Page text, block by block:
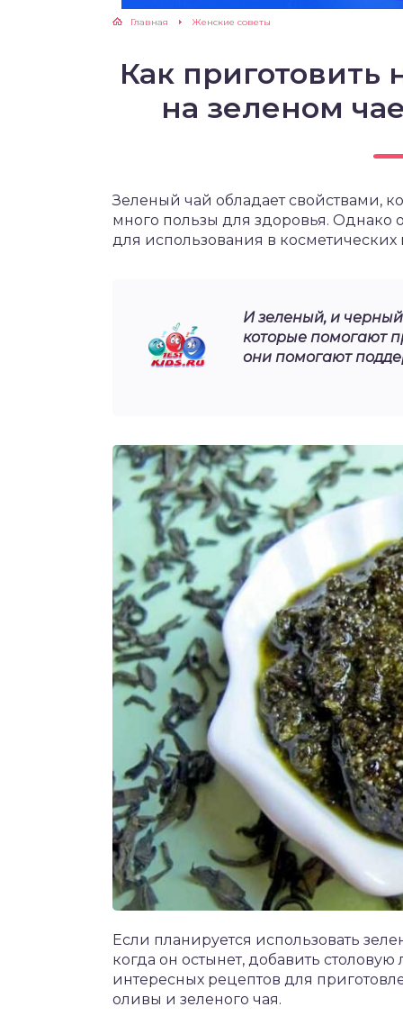
Главная Женские советы
Как
на зеленом
Зеленый чай обладает свойствами,
много пользы для здоровья.
для использования в косметических
И зеленый, и
которые помогают
они помогают
Если планируется использовать
когда он остынет, добавить
интересных рецептов для
оливы и зеленого чая.